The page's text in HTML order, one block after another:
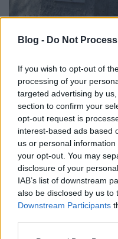
Blog - Do Not
If you wish to opt-out of
processing of your
targeted advertising by
section to confirm your
opt-out request is
interest-based ads based
us or personal
your opt-out. You may
disclosure of your
IAB’s list of downstream
also be disclosed by us to
Downstream Participants
Az avasi harangotony
De Dobos bácsi nem
"záporoztak"belőle a
,,- Itt alig pár lépésnyire
timármester nyugszik
története.
Ebben a sírban, mikor
bebalzsamozott